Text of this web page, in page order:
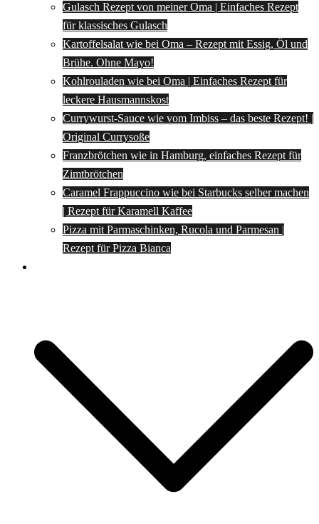
Gulasch Rezept von meiner Oma | Einfaches Rezept
für klassisches Gulasch
Kartoffelsalat wie bei Oma – Rezept mit Essig, Öl und
Brühe. Ohne Mayo!
Kohlrouladen wie bei Oma | Einfaches Rezept für
leckere Hausmannskost
Currywurst-Sauce wie vom Imbiss – das beste Rezept! |
Original Currysoße
Franzbrötchen wie in Hamburg, einfaches Rezept für
Zimtbrötchen
Caramel Frappuccino wie bei Starbucks selber machen
| Rezept für Karamell Kaffee
Pizza mit Parmaschinken, Rucola und Parmesan |
Rezept für Pizza Bianca